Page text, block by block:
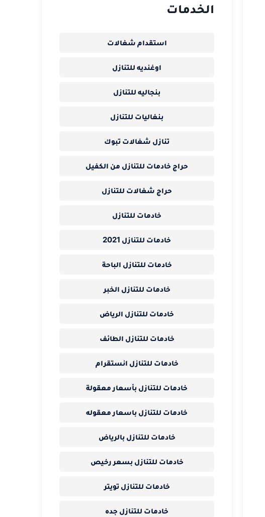
الخدمات
استقدام شغالات
اوغنديه للتنازل
بنجاليه للتنازل
بنغاليات للتنازل
تنازل شغالات تبوك
حراج خادمات للتنازل من الكفيل
حراج شغالات للتنازل
خادمات للتنازل
خادمات للتنازل 2021
خادمات للتنازل الباحة
خادمات للتنازل الخبر
خادمات للتنازل الرياض
خادمات للتنازل الطائف
خادمات للتنازل انستقرام
خادمات للتنازل بأسعار معقولة
خادمات للتنازل باسعار معقوله
خادمات للتنازل بالرياض
خادمات للتنازل بسعر رخيص
خادمات للتنازل تويتر
خادمات للتنازل جده